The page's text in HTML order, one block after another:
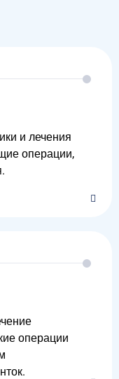
и лечения
операции,
операции